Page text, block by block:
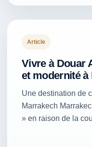
Article
Vivre à Douar
et modernité à
Une destination de
Marrakech
» en raison de la